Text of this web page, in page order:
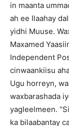
in maanta
ah ee Ilaahay
yidhi Muuse.
Maxamed
Independent
cinwaankiisu
Ugu horreyn,
waxbarashada
yagleelmeen.
ka bilaabantay